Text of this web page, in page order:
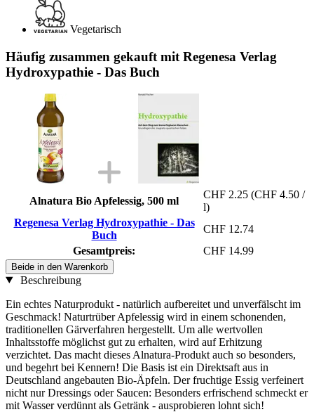
Vegetarisch
Häufig zusammen gekauft mit Regenesa Verlag
Hydroxypathie - Das Buch
Alnatura Bio Apfelessig, 500 ml
CHF 2.25 (CHF 4.50 /
l)
Regenesa Verlag Hydroxypathie - Das
Buch
CHF 12.74
Gesamtpreis:
CHF 14.99
Beide in den Warenkorb
Beschreibung
Ein echtes Naturprodukt - natürlich aufbereitet und unverfälscht im
Geschmack! Naturtrüber Apfelessig wird in einem schonenden,
traditionellen Gärverfahren hergestellt. Um alle wertvollen
Inhaltsstoffe möglichst gut zu erhalten, wird auf Erhitzung
verzichtet. Das macht dieses Alnatura-Produkt auch so besonders,
und begehrt bei Kennern! Die Basis ist ein Direktsaft aus in
Deutschland angebauten Bio-Äpfeln. Der fruchtige Essig verfeinert
nicht nur Dressings oder Saucen: Besonders erfrischend schmeckt er
mit Wasser verdünnt als Getränk - ausprobieren lohnt sich!